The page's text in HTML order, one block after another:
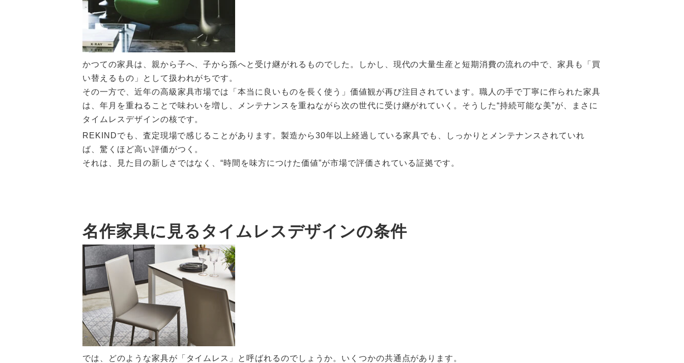
かつての家具は、親から子へ、子から孫へと受け継がれるものでした。しかし、現代の大量生産と短期消費の流れの中で、家具も「買
い替えるもの」として扱われがちです。
その一方で、近年の高級家具市場では「本当に良いものを長く使う」価値観が再び注目されています。職人の手で丁寧に作られた家具
は、年月を重ねることで味わいを増し、メンテナンスを重ねながら次の世代に受け継がれていく。そうした“持続可能な美”が、まさに
タイムレスデザインの核です。
REKINDでも、査定現場で感じることがあります。製造から30年以上経過している家具でも、しっかりとメンテナンスされていれ
ば、驚くほど高い評価がつく。
それは、見た目の新しさではなく、“時間を味方につけた価値”が市場で評価されている証拠です。
名作家具に見るタイムレスデザインの条件
では、どのような家具が「タイムレス」と呼ばれるのでしょうか。いくつかの共通点があります。